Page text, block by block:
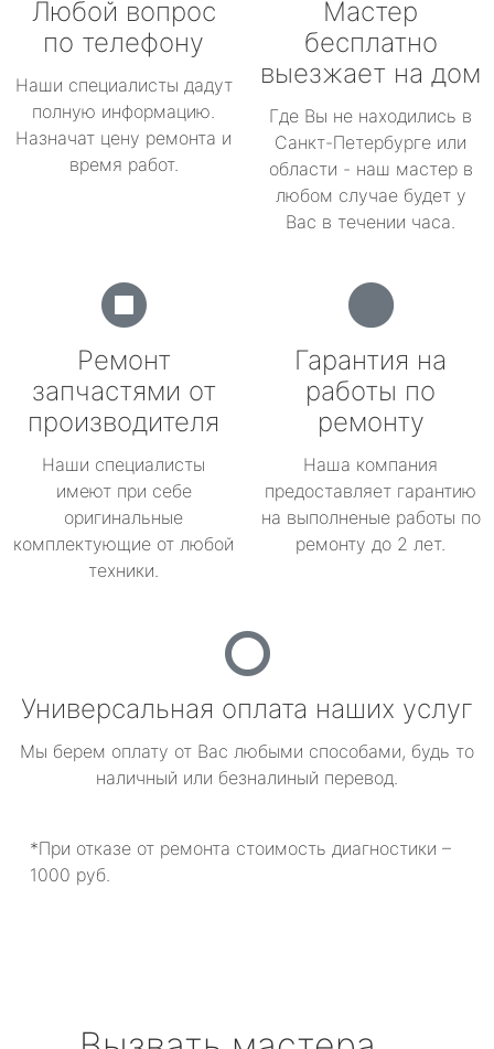
Любой вопрос
по телефону
Наши специалисты дадут
полную информацию.
Назначат цену ремонта и
время работ.
Мастер
бесплатно
выезжает на дом
Где Вы не находились в
Санкт-Петербурге или
области - наш мастер в
любом случае будет у
Вас в течении часа.
Ремонт
запчастями от
производителя
Наши специалисты
имеют при себе
оригинальные
комплектующие от любой
техники.
Гарантия на
работы по
ремонту
Наша компания
предоставляет гарантию
на выполненые работы по
ремонту до 2 лет.
Универсальная оплата наших услуг
Мы берем оплату от Вас любыми способами, будь то
наличный или безналиный перевод.
*При отказе от ремонта стоимость диагностики –
1000 руб.